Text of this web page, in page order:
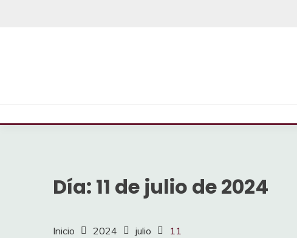
Día: 11 de julio de 2024
Inicio 2024 julio 11